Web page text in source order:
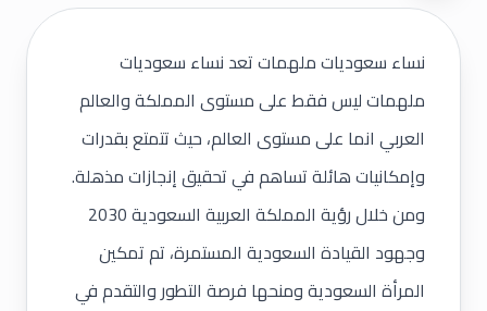
نساء سعوديات ملهمات تعد نساء سعوديات
ملهمات ليس فقط على مستوى المملكة والعالم
العربي انما على مستوى العالم، حيث تتمتع بقدرات
وإمكانيات هائلة تساهم في تحقيق إنجازات مذهلة.
ومن خلال رؤية المملكة العربية السعودية 2030
وجهود القيادة السعودية المستمرة، تم تمكين
المرأة السعودية ومنحها فرصة التطور والتقدم في